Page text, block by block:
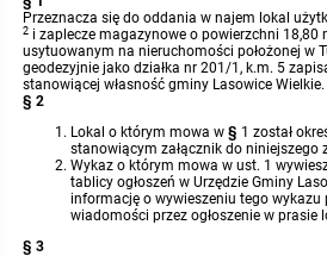
Protokoły z posiedzeń sesji 2019
Protokoły z posiedzeń sesji 2018
Protokoły z posiedzeń sesji 2017
Protokoły z posiedzeń sesji 2017
Zespół Szkolno-Przedszkolny w
Zespół Szkolno-Przedszkolny w Lasowicach
Biblioteka Publiczna
Zarządzenia Wójta 2018-2023
Zarządzenia Wójta Gminy w 2010 roku
Zarządzenia Wójta Gminy w 2011 r.
Zarządzenia Wójta do 2007
Formularze na podatki lokalne obowiązujące
Umorzenia
Podatki i opłaty lokalne
Preferencyjny zakup węgla
Oświadczenia majątkowe radnych i pracowników
Obwieszczenia i ogłoszenia
Informacje publiczne archiwalne
Praca w Urzędzie
Przeznacza się do oddania w najem lokal
2 i zaplecze magazynowe o powierzchni 18,80
usytuowanym na nieruchomości położonej w
geodezyjnie jako działka nr 201/1, k.m. 5
stanowiącej własność gminy Lasowice Wielkie.
§ 2
Lokal o którym mowa w§ 1 został
stanowiącym załącznik do niniejszego
Wykaz o którym mowa w ust. 1
tablicy ogłoszeń w Urzędzie Gminy
informację o wywieszeniu tego wykazu
wiadomości przez ogłoszenie w prasie
§ 3